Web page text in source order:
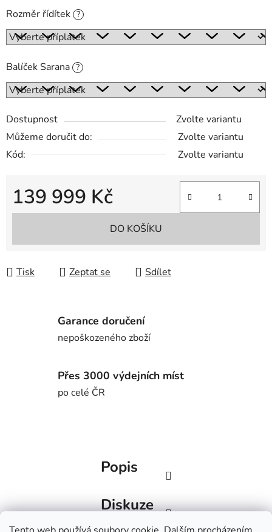
Rozměr řídítek ?
Balíček Sarana ?
Dostupnost
Zvolte variantu
Můžeme doručit do:
Zvolte variantu
Kód:
Zvolte variantu
139 999 Kč
Měrná cena:
DO KOŠÍKU
Tisk Zeptat se Sdílet
Garance doručení
nepoškozeného zboží
Přes 3000 výdejních míst
po celé ČR
Popis
Diskuze